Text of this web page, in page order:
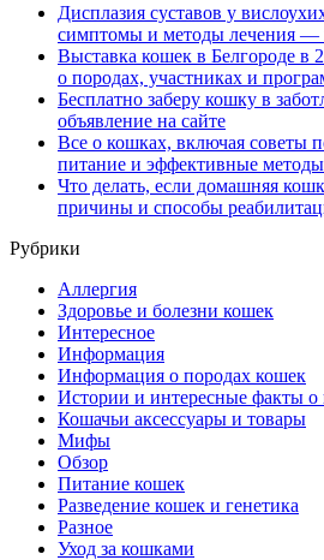
Дисплазия суставов у
симптомы и методы лечения —
Выставка кошек в Белгороде в
о породах, участниках и
Бесплатно заберу кошку в
объявление на сайте
Все о кошках, включая советы
питание и эффективные методы
Что делать, если домашняя
причины и способы
Рубрики
Аллергия
Здоровье и болезни кошек
Интересное
Информация
Информация о породах кошек
Истории и интересные факты о
Кошачьи аксессуары и товары
Мифы
Обзор
Питание кошек
Разведение кошек и генетика
Разное
Уход за кошками